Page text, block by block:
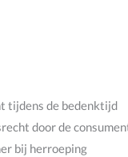
tijdens de bedenktijd
door de
bij herroeping